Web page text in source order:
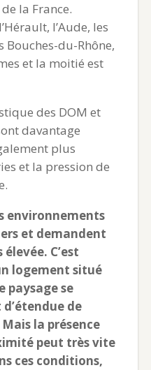
la France.
l’Aude, les
Bouches-du-Rhône,
et la moitié est
des DOM et
davantage
plus
et la pression de
environnements
et demandent
C’est
logement situé
paysage se
de
la présence
peut très vite
ces conditions,